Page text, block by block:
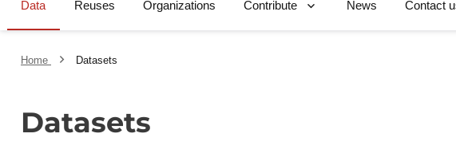
Data Reuses Organizations Contribute News Contact
Home Datasets
Datasets